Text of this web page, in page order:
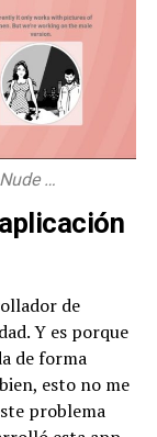
…
de
Y es porque
de forma
esto no me
problema